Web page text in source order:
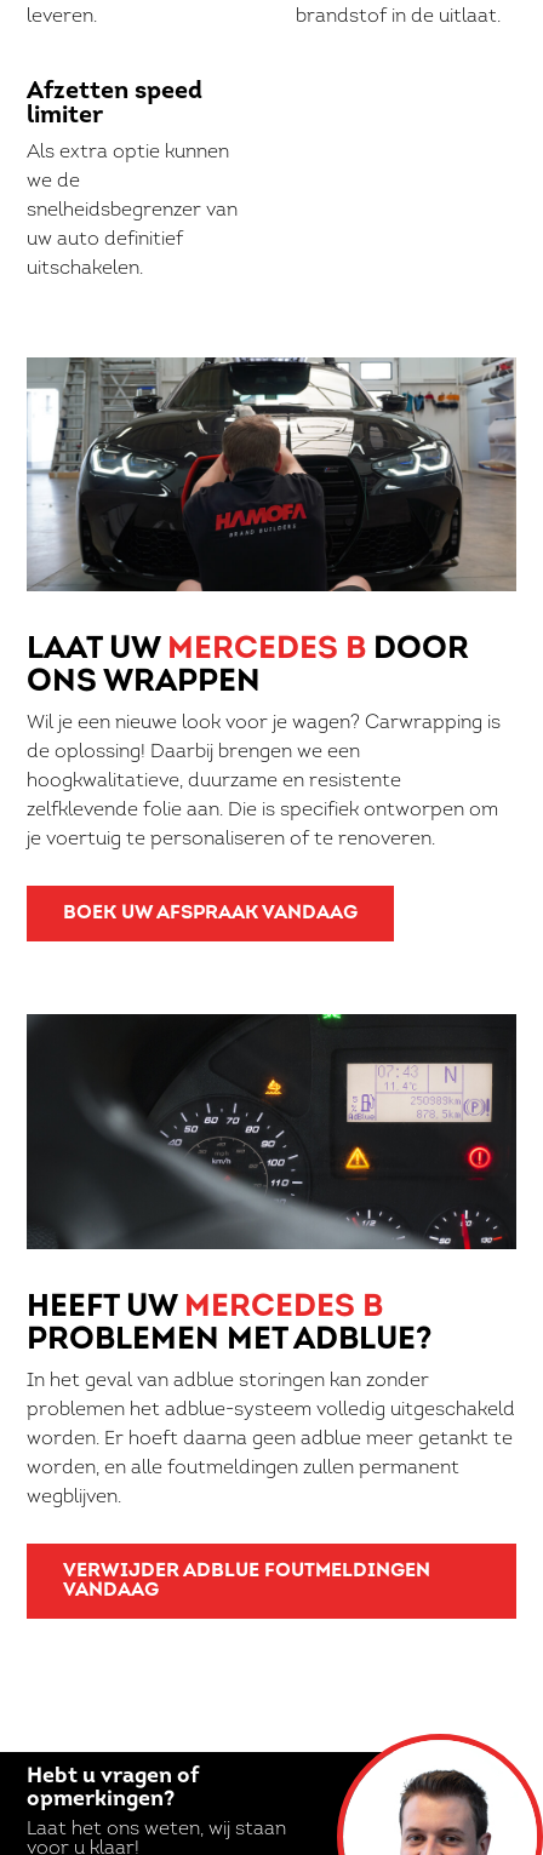
leveren.
brandstof in de uitlaat.
Afzetten speed
limiter
Als extra optie kunnen
we de
snelheidsbegrenzer van
uw auto definitief
uitschakelen.
LAAT UW MERCEDES B DOOR
ONS WRAPPEN
Wil je een nieuwe look voor je wagen? Carwrapping is
de oplossing! Daarbij brengen we een
hoogkwalitatieve, duurzame en resistente
zelfklevende folie aan. Die is specifiek ontworpen om
je voertuig te personaliseren of te renoveren.
BOEK UW AFSPRAAK VANDAAG
HEEFT UW MERCEDES B
PROBLEMEN MET ADBLUE?
In het geval van adblue storingen kan zonder
problemen het adblue-systeem volledig uitgeschakeld
worden. Er hoeft daarna geen adblue meer getankt te
worden, en alle foutmeldingen zullen permanent
wegblijven.
VERWIJDER ADBLUE FOUTMELDINGEN
VANDAAG
Hebt u vragen of
opmerkingen?
Laat het ons weten, wij staan
voor u klaar!